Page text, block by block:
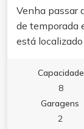
Venha passar
de temporada
está
turísticas.
Capacidade
8
Garagens
2